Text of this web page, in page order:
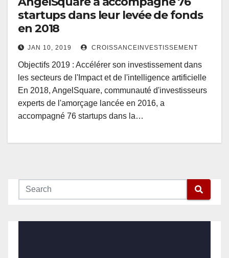
startups dans leur levée de fonds
en 2018
JAN 10, 2019 CROISSANCEINVESTISSEMENT
Objectifs 2019 : Accélérer son investissement dans
les secteurs de l'Impact et de l'intelligence artificielle
En 2018, AngelSquare, communauté d'investisseurs
experts de l'amorçage lancée en 2016, a
accompagné 76 startups dans la…